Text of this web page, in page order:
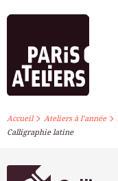
Accueil> Ateliers à l’année>
Calligraphie latine